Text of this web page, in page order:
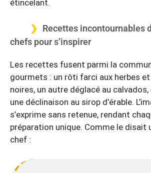
étincelant.
Recettes incontournables
chefs pour s’inspirer
Les recettes fusent parmi la
gourmets : un rôti farci aux herbes
noires, un autre déglacé au
une déclinaison au sirop d’érable.
s’exprime sans retenue, rendant
préparation unique. Comme le disait
chef :